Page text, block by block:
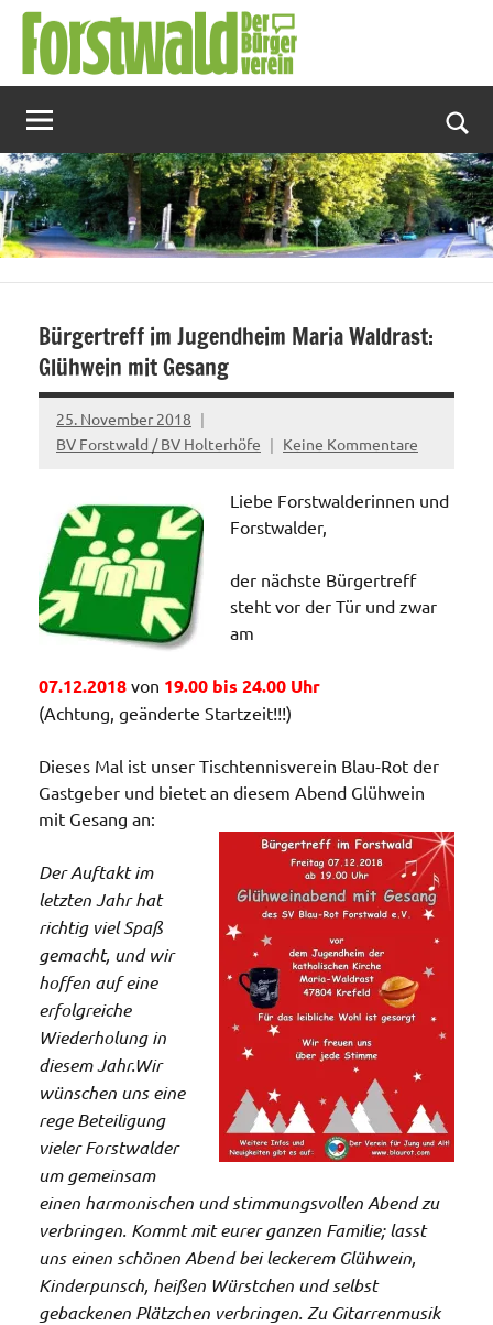
Zum
Inhalt
springen
Bürgertreff im Jugendheim Maria Waldrast:
Glühwein mit Gesang
25. November 2018
BV Forstwald / BV Holterhöfe
Keine Kommentare
Liebe Forstwalderinnen und
Forstwalder,
der nächste Bürgertreff
steht vor der Tür und zwar
am
07.12.2018 von 19.00 bis 24.00 Uhr
(Achtung, geänderte Startzeit!!!)
Dieses Mal ist unser Tischtennisverein Blau-Rot der
Gastgeber und bietet an diesem Abend Glühwein
mit Gesang an:
Der Auftakt im
letzten Jahr hat
richtig viel Spaß
gemacht, und wir
hoffen auf eine
erfolgreiche
Wiederholung in
diesem Jahr.Wir
wünschen uns eine
rege Beteiligung
vieler Forstwalder
um gemeinsam
einen harmonischen und stimmungsvollen Abend zu
verbringen. Kommt mit eurer ganzen Familie; lasst
uns einen schönen Abend bei leckerem Glühwein,
Kinderpunsch, heißen Würstchen und selbst
gebackenen Plätzchen verbringen. Zu Gitarrenmusik